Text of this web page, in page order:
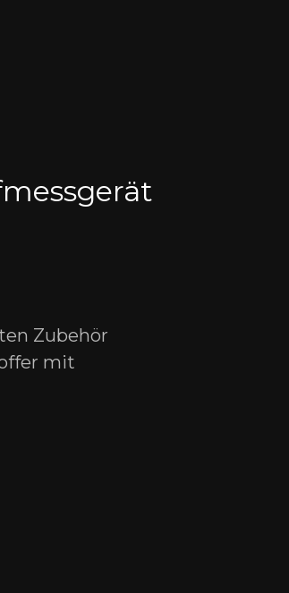
Zubehör
mit